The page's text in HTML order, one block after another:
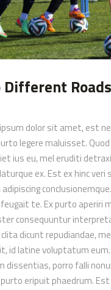
Different Roads
dolor sit amet, est
legere maluisset.
ius eu, mel eruditi
ex. Est ex hinc
adipiscing
te. Ex purto aperiri
consequuntur
dicunt repudiandae,
id latine voluptatum eum.
dissentias, porro falli
eripuit phaedrum.